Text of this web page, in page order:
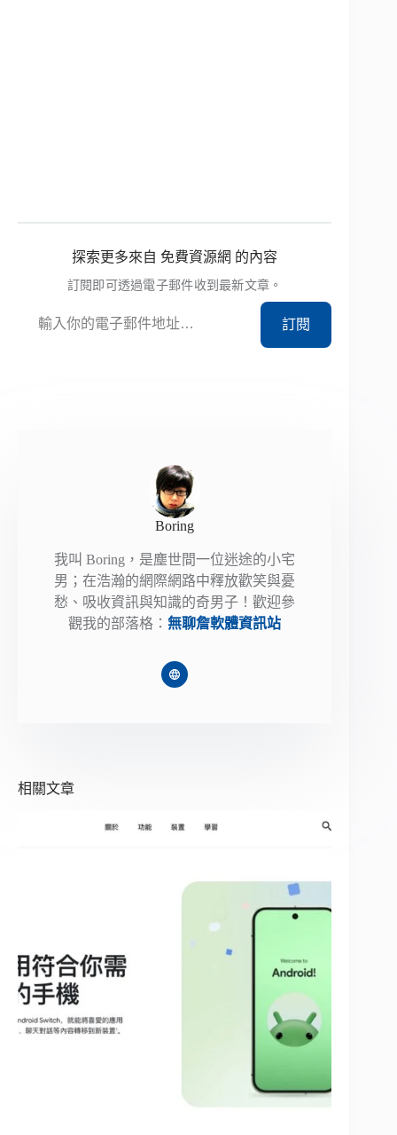
探索更多來自 免費資源網 的內容
訂閱即可透過電子郵件收到最新文章。
訂閱
Boring
我叫 Boring，是塵世間一位迷途的小宅
男；在浩瀚的網際網路中釋放歡笑與憂
愁、吸收資訊與知識的奇男子！歡迎參
觀我的部落格：無聊詹軟體資訊站
相關文章